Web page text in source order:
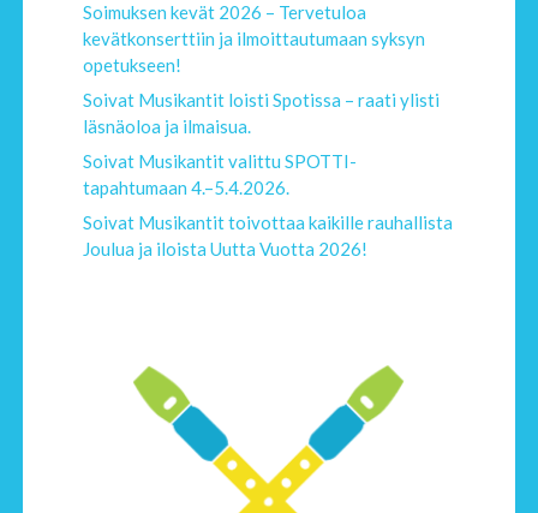
Soimuksen kevät 2026 – Tervetuloa
kevätkonserttiin ja ilmoittautumaan syksyn
opetukseen!
Soivat Musikantit loisti Spotissa – raati ylisti
läsnäoloa ja ilmaisua.
Soivat Musikantit valittu SPOTTI-
tapahtumaan 4.–5.4.2026.
Soivat Musikantit toivottaa kaikille rauhallista
Joulua ja iloista Uutta Vuotta 2026!